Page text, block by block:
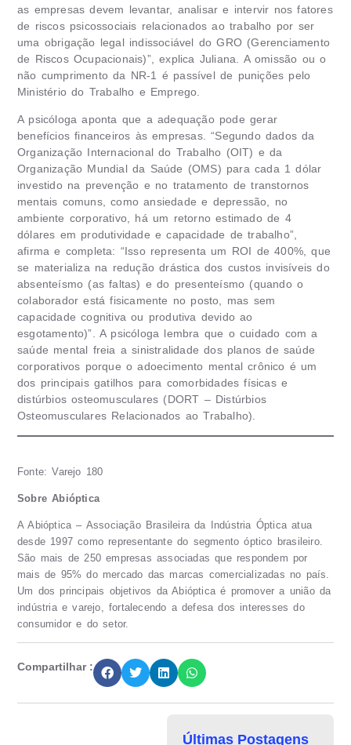
as empresas devem levantar, analisar e intervir nos fatores
de riscos psicossociais relacionados ao trabalho por ser
uma obrigação legal indissociável do GRO (Gerenciamento
de Riscos Ocupacionais)”, explica Juliana. A omissão ou o
não cumprimento da NR-1 é passível de punições pelo
Ministério do Trabalho e Emprego.
A psicóloga aponta que a adequação pode gerar
benefícios financeiros às empresas. “Segundo dados da
Organização Internacional do Trabalho (OIT) e da
Organização Mundial da Saúde (OMS) para cada 1 dólar
investido na prevenção e no tratamento de transtornos
mentais comuns, como ansiedade e depressão, no
ambiente corporativo, há um retorno estimado de 4
dólares em produtividade e capacidade de trabalho”,
afirma e completa: “Isso representa um ROI de 400%, que
se materializa na redução drástica dos custos invisíveis do
absenteísmo (as faltas) e do presenteísmo (quando o
colaborador está fisicamente no posto, mas sem
capacidade cognitiva ou produtiva devido ao
esgotamento)”. A psicóloga lembra que o cuidado com a
saúde mental freia a sinistralidade dos planos de saúde
corporativos porque o adoecimento mental crônico é um
dos principais gatilhos para comorbidades físicas e
distúrbios osteomusculares (DORT – Distúrbios
Osteomusculares Relacionados ao Trabalho).
Fonte: Varejo 180
Sobre Abióptica
A Abióptica – Associação Brasileira da Indústria Óptica atua
desde 1997 como representante do segmento óptico brasileiro.
São mais de 250 empresas associadas que respondem por
mais de 95% do mercado das marcas comercializadas no país.
Um dos principais objetivos da Abióptica é promover a união da
indústria e varejo, fortalecendo a defesa dos interesses do
consumidor e do setor.
Compartilhar :
Últimas Postagens